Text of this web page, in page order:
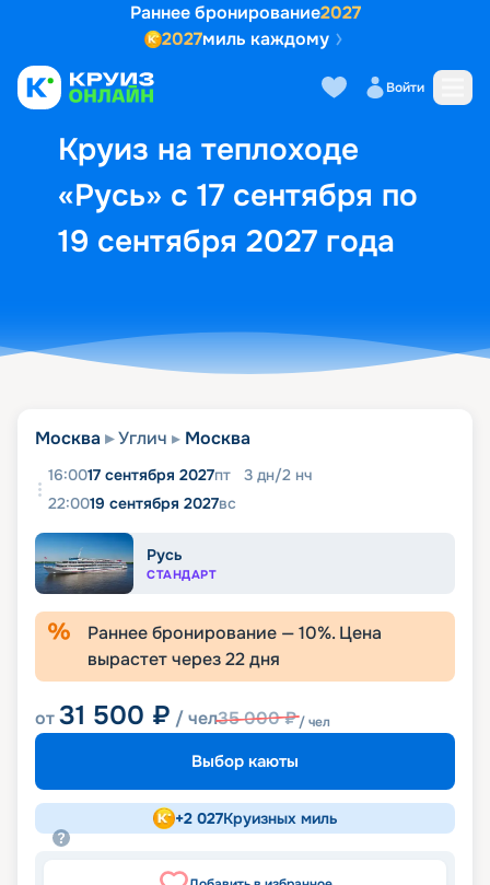
Раннее бронирование2027
2027миль каждому
Войти
Круиз на теплоходе
«Русь» с 17 сентября по
19 сентября 2027 года
Выбор кают Маршрут и
Москва Углич Москва
16:0017 сентября 2027пт 3 дн/2 нч
22:0019 сентября 2027вс
Русь
СТАНДАРТ
Раннее бронирование —10%. Цена
вырастет через22дня
от31 500 ₽ / чел35 000₽/ чел
Выбор каюты
+2 027Круизных миль